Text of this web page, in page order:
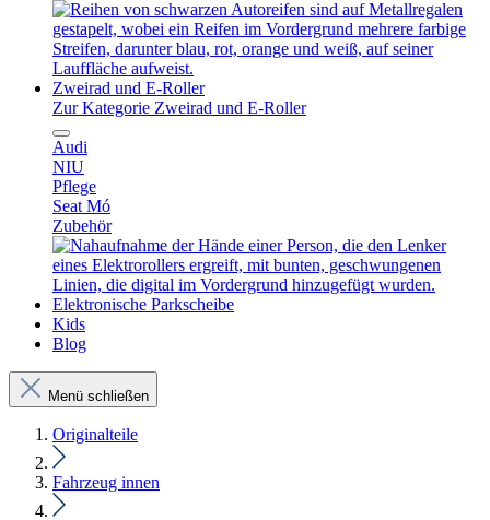
Zweirad und E-Roller
Zur Kategorie Zweirad und E-Roller
Audi
NIU
Pflege
Seat Mó
Zubehör
Elektronische Parkscheibe
Kids
Blog
Menü schließen
Originalteile
Fahrzeug innen